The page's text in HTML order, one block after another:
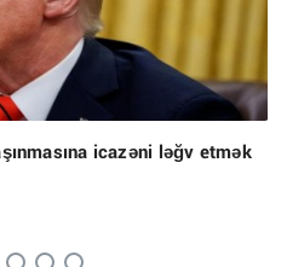
icazəni ləğv etmək